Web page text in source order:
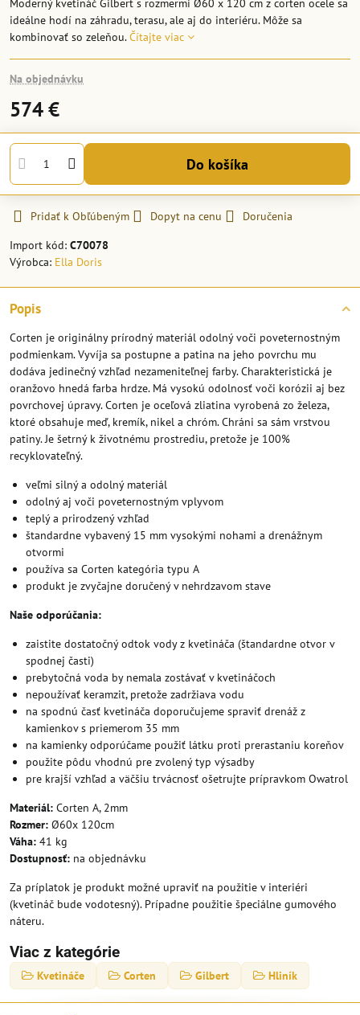
Moderný kvetináč Gilbert s rozmermi Ø60 x 120 cm z corten ocele sa
ideálne hodí na záhradu, terasu, ale aj do interiéru. Môže sa
kombinovať so zeleňou.Čítajte viac
Na objednávku
574 €
Do košíka
Pridať k Obľúbeným Dopyt na cenu
Doručenia
Import kód: C70078
Výrobca: Ella Doris
Popis
Corten je originálny prírodný materiál odolný voči poveternostným
podmienkam. Vyvíja sa postupne a patina na jeho povrchu mu
dodáva jedinečný vzhľad nezameniteľnej farby. Charakteristická je
oranžovo hnedá farba hrdze. Má vysokú odolnosť voči korózii aj bez
povrchovej úpravy. Corten je oceľová zliatina vyrobená zo železa,
ktoré obsahuje meď, kremík, nikel a chróm. Chráni sa sám vrstvou
patiny. Je šetrný k životnému prostrediu, pretože je 100%
recyklovateľný.
veľmi silný a odolný materiál
odolný aj voči poveternostným vplyvom
teplý a prirodzený vzhľad
štandardne vybavený 15 mm vysokými nohami a drenážnym
otvormi
používa sa Corten kategória typu A
produkt je zvyčajne doručený v nehrdzavom stave
Naše odporúčania:
zaistite dostatočný odtok vody z kvetináča (štandardne otvor v
spodnej časti)
prebytočná voda by nemala zostávať v kvetináčoch
nepoužívať keramzit, pretože zadržiava vodu
na spodnú časť kvetináča doporučujeme spraviť drenáž z
kamienkov s priemerom 35 mm
na kamienky odporúčame použiť látku proti prerastaniu koreňov
použite pôdu vhodnú pre zvolený typ výsadby
pre krajší vzhľad a väčšiu trvácnosť ošetrujte prípravkom Owatrol
Materiál: Corten A, 2mm
Rozmer: Ø60x 120cm
Váha: 41 kg
Dostupnosť: na objednávku
Za príplatok je produkt možné upraviť na použitie v interiéri
(kvetináč bude vodotesný). Prípadne použitie špeciálne gumového
náteru.
Viac z kategórie
Kvetináče Corten Gilbert Hliník